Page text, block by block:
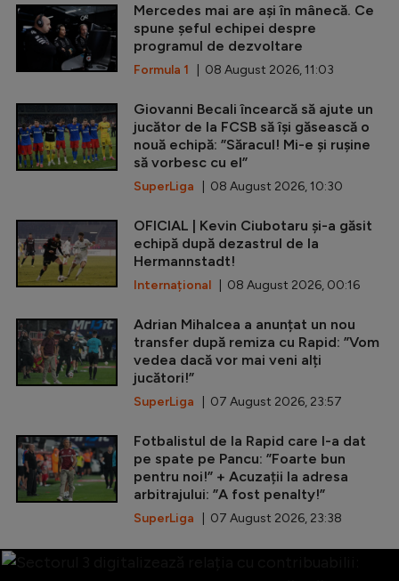
Mercedes mai are ași în mânecă. Ce
spune șeful echipei despre
programul de dezvoltare
Formula 1 | 08 August 2026, 11:03
Giovanni Becali încearcă să ajute un
jucător de la FCSB să își găsească o
nouă echipă: ”Săracul! Mi-e și rușine
să vorbesc cu el”
SuperLiga | 08 August 2026, 10:30
OFICIAL | Kevin Ciubotaru și-a găsit
echipă după dezastrul de la
Hermannstadt!
Internațional | 08 August 2026, 00:16
Adrian Mihalcea a anunțat un nou
transfer după remiza cu Rapid: ”Vom
vedea dacă vor mai veni alți
jucători!”
SuperLiga | 07 August 2026, 23:57
Fotbalistul de la Rapid care l-a dat
pe spate pe Pancu: ”Foarte bun
pentru noi!” + Acuzații la adresa
arbitrajului: ”A fost penalty!”
SuperLiga | 07 August 2026, 23:38